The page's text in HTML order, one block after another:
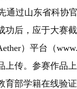
过山东省科协
功后，应于大赛
）平台（
上传。参赛作品
育部学籍在线验